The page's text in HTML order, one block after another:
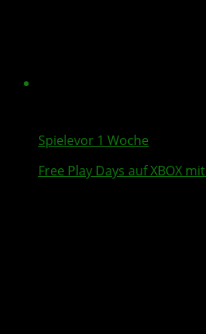
Spielevor 1 Woche
Free Play Days auf XBOX mit